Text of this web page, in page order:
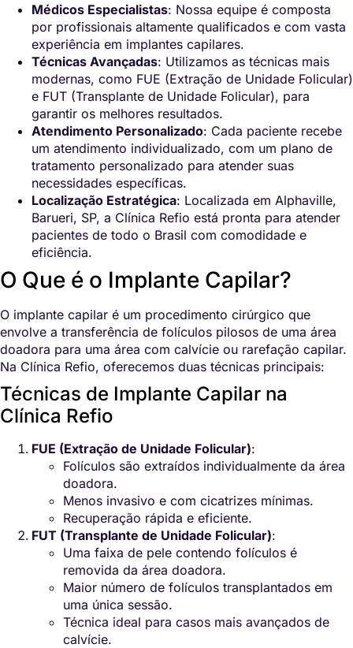
Médicos Especialistas: Nossa equipe é composta
por profissionais altamente qualificados e com vasta
experiência em implantes capilares.
Técnicas Avançadas: Utilizamos as técnicas mais
modernas, como FUE (Extração de Unidade Folicular)
e FUT (Transplante de Unidade Folicular), para
garantir os melhores resultados.
Atendimento Personalizado: Cada paciente recebe
um atendimento individualizado, com um plano de
tratamento personalizado para atender suas
necessidades específicas.
Localização Estratégica: Localizada em Alphaville,
Barueri, SP, a Clínica Refio está pronta para atender
pacientes de todo o Brasil com comodidade e
eficiência.
O Que é o Implante Capilar?
O implante capilar é um procedimento cirúrgico que
envolve a transferência de folículos pilosos de uma área
doadora para uma área com calvície ou rarefação capilar.
Na Clínica Refio, oferecemos duas técnicas principais:
Técnicas de Implante Capilar na
Clínica Refio
FUE (Extração de Unidade Folicular):
Folículos são extraídos individualmente da área
doadora.
Menos invasivo e com cicatrizes mínimas.
Recuperação rápida e eficiente.
FUT (Transplante de Unidade Folicular):
Uma faixa de pele contendo folículos é
removida da área doadora.
Maior número de folículos transplantados em
uma única sessão.
Técnica ideal para casos mais avançados de
calvície.